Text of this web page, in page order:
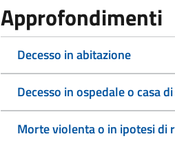
Approfondimenti
Decesso in abitazione
Decesso in ospedale o casa
Morte violenta o in ipotesi di